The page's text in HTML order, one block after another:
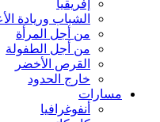
إفريقيا
الشباب وريادة الأعمال
من أجل المرأة
من أجل الطفولة
القرص الأخضر
خارج الحدود
مسارات
أنفوغرافيا